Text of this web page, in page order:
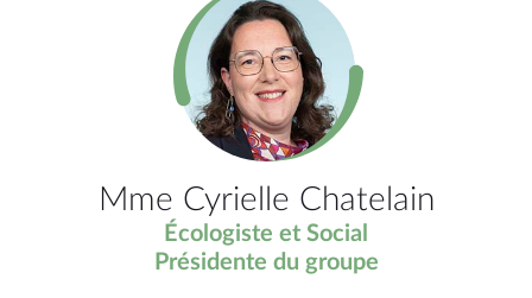
Mme Cyrielle Chatelain
Écologiste et Social
Présidente du groupe